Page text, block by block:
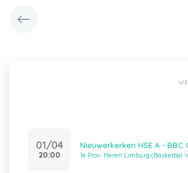
01/04
20:00
Nieuwerkerken HSE A - BBC
1e Prov. Heren Limburg (Basketbal